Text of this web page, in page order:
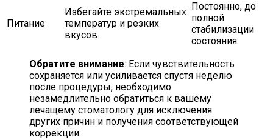
Питание
Избегайте экстремальных
температур и резких
вкусов.
Постоянно, до
полной
стабилизации
состояния.
Обратите внимание: Если чувствительность
сохраняется или усиливается спустя неделю
после процедуры, необходимо
незамедлительно обратиться к вашему
лечащему стоматологу для исключения
других причин и получения соответствующей
коррекции.